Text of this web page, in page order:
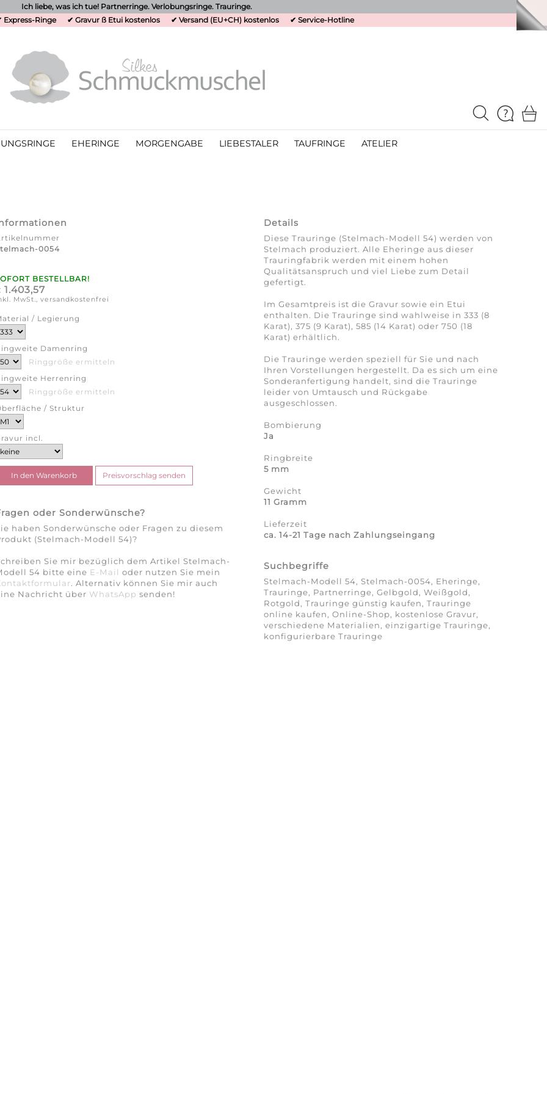
Ich liebe, was ich tue! Partnerringe. Verlobungsringe. Trauringe.
Express-Ringe
✔ Gravur ß Etui kostenlos ✔ Versand (EU+CH) kostenlos ✔ Service-Hotline
EHERINGE MORGENGABE LIEBESTALER TAUFRINGE ATELIER
0054
BESTELLBAR!
1.403,57
MwSt., versandkostenfrei
/ Legierung
Damenring
Ringgröße ermitteln
Herrenring
Ringgröße ermitteln
/ Struktur
incl.
oder Sonderwünsche?
haben Sonderwünsche oder Fragen zu diesem
(Stelmach-Modell 54)?
Sie mir bezüglich dem Artikel Stelmach-
54 bitte eine E-Mail oder nutzen Sie mein
. Alternativ können Sie mir auch
Nachricht über WhatsApp senden!
Details
Diese Trauringe (Stelmach-Modell 54) werden von
Stelmach produziert. Alle Eheringe aus dieser
Trauringfabrik werden mit einem hohen
Qualitätsanspruch und viel Liebe zum Detail
gefertigt.
Im Gesamtpreis ist die Gravur sowie ein Etui
enthalten. Die Trauringe sind wahlweise in 333 (8
Karat), 375 (9 Karat), 585 (14 Karat) oder 750 (18
Karat) erhältlich.
Die Trauringe werden speziell für Sie und nach
Ihren Vorstellungen hergestellt. Da es sich um eine
Sonderanfertigung handelt, sind die Trauringe
leider von Umtausch und Rückgabe
ausgeschlossen.
Bombierung
Ja
Ringbreite
5 mm
Gewicht
11 Gramm
Lieferzeit
ca. 14-21 Tage nach Zahlungseingang
Suchbegriffe
Stelmach-Modell 54, Stelmach-0054, Eheringe,
Trauringe, Partnerringe, Gelbgold, Weißgold,
Rotgold, Trauringe günstig kaufen, Trauringe
online kaufen, Online-Shop, kostenlose Gravur,
verschiedene Materialien, einzigartige Trauringe,
konfigurierbare Trauringe